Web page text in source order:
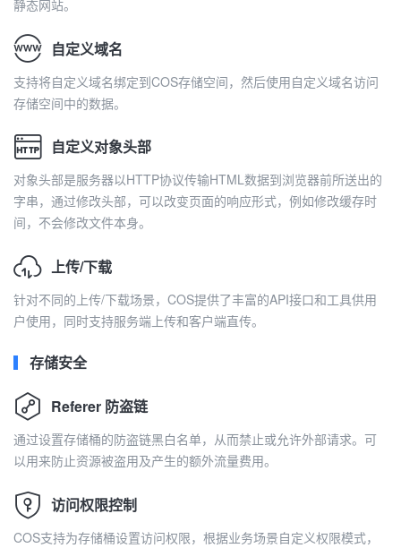
静态网站。
自定义域名
支持将自定义域名绑定到COS存储空间，然后使用自定义域名访问
存储空间中的数据。
自定义对象头部
对象头部是服务器以HTTP协议传输HTML数据到浏览器前所送出的
字串，通过修改头部，可以改变页面的响应形式，例如修改缓存时
间，不会修改文件本身。
上传/下载
针对不同的上传/下载场景，COS提供了丰富的API接口和工具供用
户使用，同时支持服务端上传和客户端直传。
存储安全
Referer 防盗链
通过设置存储桶的防盗链黑白名单，从而禁止或允许外部请求。可
以用来防止资源被盗用及产生的额外流量费用。
访问权限控制
COS支持为存储桶设置访问权限，根据业务场景自定义权限模式，